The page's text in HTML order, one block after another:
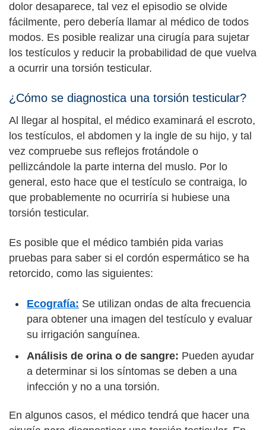
dolor desaparece, tal vez el episodio se olvide
fácilmente, pero debería llamar al médico de todos
modos. Es posible realizar una cirugía para sujetar
los testículos y reducir la probabilidad de que vuelva
a ocurrir una torsión testicular.
¿Cómo se diagnostica una torsión testicular?
Al llegar al hospital, el médico examinará el escroto,
los testículos, el abdomen y la ingle de su hijo, y tal
vez compruebe sus reflejos frotándole o
pellizcándole la parte interna del muslo. Por lo
general, esto hace que el testículo se contraiga, lo
que probablemente no ocurriría si hubiese una
torsión testicular.
Es posible que el médico también pida varias
pruebas para saber si el cordón espermático se ha
retorcido, como las siguientes:
Ecografía: Se utilizan ondas de alta frecuencia
para obtener una imagen del testículo y evaluar
su irrigación sanguínea.
Análisis de orina o de sangre: Pueden ayudar
a determinar si los síntomas se deben a una
infección y no a una torsión.
En algunos casos, el médico tendrá que hacer una